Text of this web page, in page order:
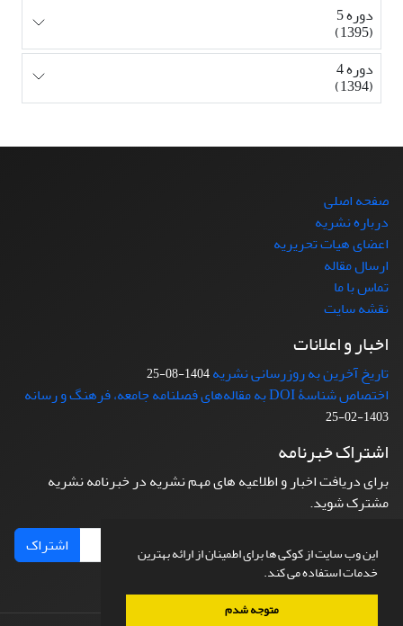
این وب سایت از کوکی ها برای اطمینان از ارائه بهترین
خدمات استفاده می کند.
متوجه شدم
دوره 5
(1395)
دوره 4
(1394)
صفحه اصلی
درباره نشریه
اعضای هیات تحریریه
ارسال مقاله
تماس با ما
نقشه سایت
اخبار و اعلانات
تاریخ آخرین به روزرسانی نشریه1404-08-25
اختصاص شناسۀ DOI به مقاله‌های فصلنامه جامعه، فرهنگ و رسانه
1403-02-25
اشتراک خبرنامه
برای دریافت اخبار و اطلاعیه های مهم نشریه در خبرنامه نشریه
مشترک شوید.
اشتراک